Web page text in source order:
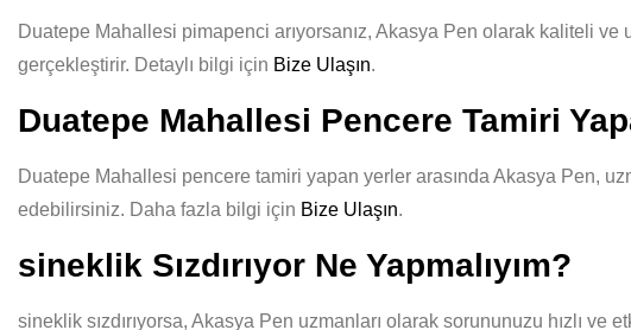
Duatepe Mahallesi pimapenci arıyorsanız, Akasya Pen olarak kaliteli
gerçekleştirir. Detaylı bilgi için Bize Ulaşın.
Duatepe Mahallesi Pencere Tamiri
Duatepe Mahallesi pencere tamiri yapan yerler arasında Akasya Pen,
edebilirsiniz. Daha fazla bilgi için Bize Ulaşın.
sineklik Sızdırıyor Ne Yapmalıyım?
sineklik sızdırıyorsa, Akasya Pen uzmanları olarak sorununuzu hızlı